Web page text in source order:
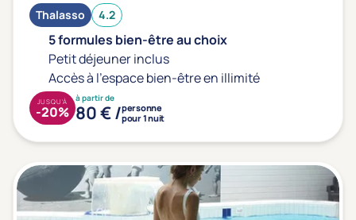
Thalasso 4.2
5 formules bien-être au choix
Petit déjeuner inclus
Accès à l'espace bien-être en illimité
à partir de
80 € /personne
pour 1 nuit
JUSQU'À
-20%